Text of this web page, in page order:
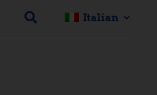
Italian